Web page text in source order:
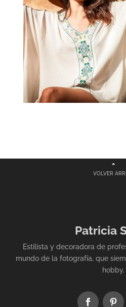
VOLVER
Patricia
Estilista y decoradora de
mundo de la fotografía, que
hobby.